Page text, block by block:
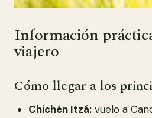
Información
viajero
Cómo llegar a los
Chichén Itzá: vuelo a